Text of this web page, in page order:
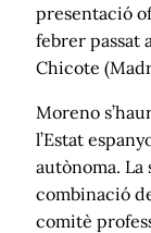
presentació
febrer passat
Chicote
Moreno
l’Estat
autònoma.
combinació
comitè